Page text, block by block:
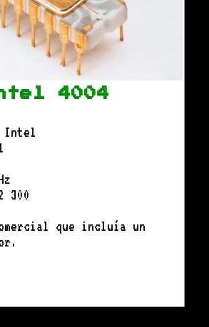
4004
Intel
300
que incluía un